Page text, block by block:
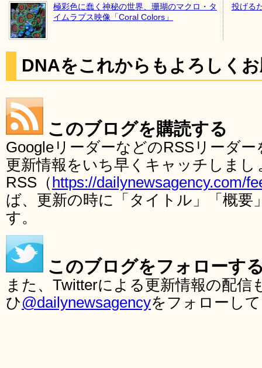
極彩色に蠢く神秘の世界、珊瑚のマクロ・タ
イムラプス映像「Coral Colors」
投げる
DNAをこれからもよろしく
このブログを購読する
GoogleリーダーなどのRSSリーダ
更新情報をいち早くキャッチしま
RSS（ https://dailynewsagency.com/
ば、更新の時に「タイトル」「概要
す。
このブログをフォローす
また、Twitterによる更新情報の配
ひ@dailynewsagencyをフォローし